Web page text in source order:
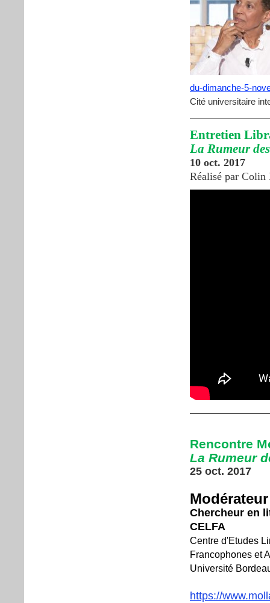
du-dimanche-5-
Cité universitaire
Entretien
La Rumeur
10 oct. 2017
Réalisé par
Rencontre
La Rumeur
25 oct. 2017
Chercheur en
CELFA
Centre d'Etudes
Francophones et
Université
https://